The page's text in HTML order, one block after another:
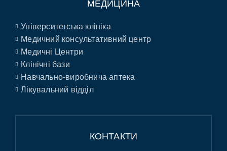
МЕДИЦИНА
Університетська клініка
Медичний консультативний центр
Медичні Центри
Клінічні бази
Навчально-виробнича аптека
Лікувальний відділ
КОНТАКТИ